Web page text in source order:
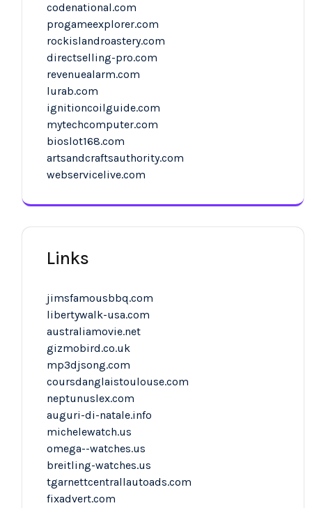
codenational.com
progameexplorer.com
rockislandroastery.com
directselling-pro.com
revenuealarm.com
lurab.com
ignitioncoilguide.com
mytechcomputer.com
bioslot168.com
artsandcraftsauthority.com
webservicelive.com
Links
jimsfamousbbq.com
libertywalk-usa.com
australiamovie.net
gizmobird.co.uk
mp3djsong.com
coursdanglaistoulouse.com
neptunuslex.com
auguri-di-natale.info
michelewatch.us
omega--watches.us
breitling-watches.us
tgarnettcentrallautoads.com
fixadvert.com